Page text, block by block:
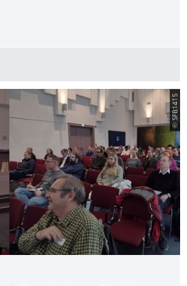
© SFB1415